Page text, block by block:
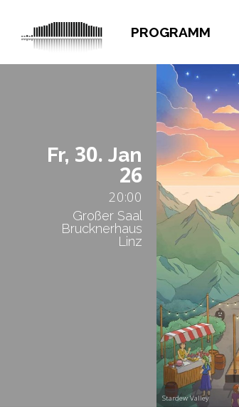
PROGRAMM
Stardew Valley
Fr, 30. Jan
26
20:00
Großer Saal
Brucknerhaus
Linz